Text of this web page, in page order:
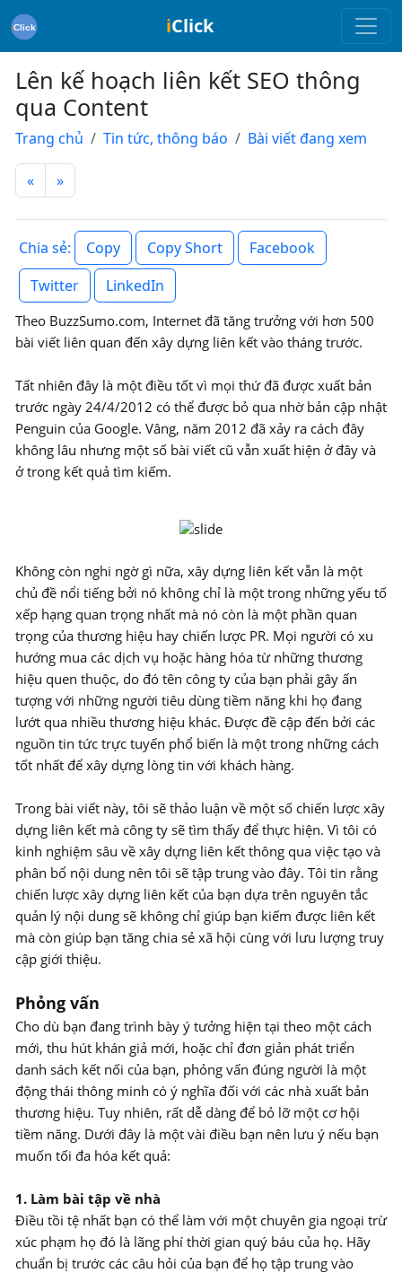
iClick
Lên kế hoạch liên kết SEO thông
qua Content
Trang chủ Tin tức, thông báo Bài viết đang xem
« »
Chia sẻ: Copy Copy Short
Facebook
Twitter
LinkedIn
Theo BuzzSumo.com, Internet đã tăng trưởng với hơn 500
bài viết liên quan đến xây dựng liên kết vào tháng trước.
Tất nhiên đây là một điều tốt vì mọi thứ đã được xuất bản
trước ngày 24/4/2012 có thể được bỏ qua nhờ bản cập nhật
Penguin của Google. Vâng, năm 2012 đã xảy ra cách đây
không lâu nhưng một số bài viết cũ vẫn xuất hiện ở đây và
ở trong kết quả tìm kiếm.
Không còn nghi ngờ gì nữa, xây dựng liên kết vẫn là một
chủ đề nổi tiếng bởi nó không chỉ là một trong những yếu tố
xếp hạng quan trọng nhất mà nó còn là một phần quan
trọng của thương hiệu hay chiến lược PR. Mọi người có xu
hướng mua các dịch vụ hoặc hàng hóa từ những thương
hiệu quen thuộc, do đó tên công ty của bạn phải gây ấn
tượng với những người tiêu dùng tiềm năng khi họ đang
lướt qua nhiều thương hiệu khác. Được đề cập đến bởi các
nguồn tin tức trực tuyến phổ biến là một trong những cách
tốt nhất để xây dựng lòng tin với khách hàng.
Trong bài viết này, tôi sẽ thảo luận về một số chiến lược xây
dựng liên kết mà công ty sẽ tìm thấy để thực hiện. Vì tôi có
kinh nghiệm sâu về xây dựng liên kết thông qua việc tạo và
phân bổ nội dung nên tôi sẽ tập trung vào đây. Tôi tin rằng
chiến lược xây dựng liên kết của bạn dựa trên nguyên tắc
quản lý nội dung sẽ không chỉ giúp bạn kiếm được liên kết
mà còn giúp bạn tăng chia sẻ xã hội cùng với lưu lượng truy
cập giới thiệu.
Phỏng vấn
Cho dù bạn đang trình bày ý tưởng hiện tại theo một cách
mới, thu hút khán giả mới, hoặc chỉ đơn giản phát triển
danh sách kết nối của bạn, phỏng vấn đúng người là một
động thái thông minh có ý nghĩa đối với các nhà xuất bản
thương hiệu. Tuy nhiên, rất dễ dàng để bỏ lỡ một cơ hội
tiềm năng. Dưới đây là một vài điều bạn nên lưu ý nếu bạn
muốn tối đa hóa kết quả:
1. Làm bài tập về nhà
Điều tồi tệ nhất bạn có thể làm với một chuyên gia ngoại trừ
xúc phạm họ đó là lãng phí thời gian quý báu của họ. Hãy
chuẩn bị trước các câu hỏi của bạn để họ tập trung vào